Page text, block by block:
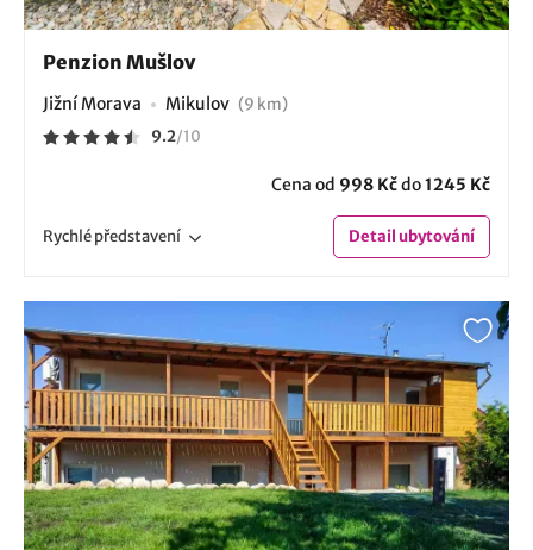
Penzion Mušlov
Jižní Morava Mikulov (9 km)
9.2/10
Cena od 998 Kčdo1245 Kč
Rychlépředstavení Detailubytování